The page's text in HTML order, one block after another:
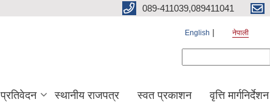
089-411039,089411041
English नेपाली
प्रतिवेदन स्थानीय राजपत्र स्वत प्रकाशन वृत्ति मार्गनिर्देशन